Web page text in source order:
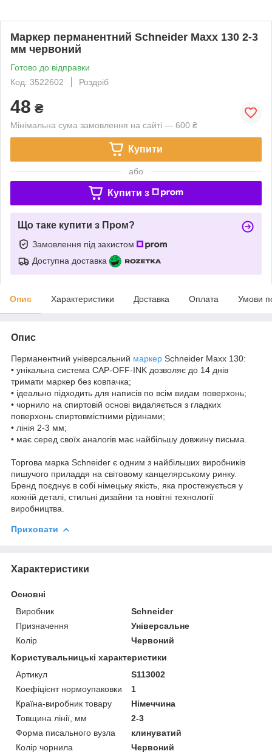
Маркер перманентний Schneider Maxx 130 2-3
мм червоний
Готово до відправки
Код: 3522602
Роздріб
48 ₴
Мінімальна сума замовлення на сайті — 600 ₴
Купити
або
Купити з
Що таке купити з Пром?
Замовлення під захистом
Доступна доставка
Опис Характеристики Доставка Оплата Умови
Опис
Перманентний універсальний маркер Schneider Maxx 130:
• унікальна система CAP-OFF-INK дозволяє до 14 днів
тримати маркер без ковпачка;
• ідеально підходить для написів по всім видам поверхонь;
• чорнило на спиртовій основі видаляється з гладких
поверхонь спиртовмістними рідинами;
• лінія 2-3 мм;
• має серед своїх аналогів має найбільшу довжину письма.
Торгова марка Schneider є одним з найбільших виробників
пишучого приладдя на світовому канцелярському ринку.
Бренд поєднує в собі німецьку якість, яка простежується у
кожній деталі, стильні дизайни та новітні технології
виробництва.
Приховати
Характеристики
Основні
Виробник
Schneider
Призначення
Універсальне
Колір
Червоний
Користувальницькі характеристики
Артикул
S113002
Коефіцієнт нормоупаковки
1
Країна-виробник товару
Німеччина
Товщина лінії, мм
2-3
Форма писального вузла
клинуватий
Колір чорнила
Червоний